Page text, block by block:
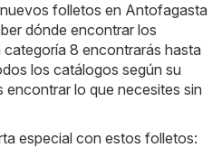
folletos en Antofagasta
dónde encontrar los
8 encontrarás hasta
los catálogos según su
encontrar lo que necesites sin
especial con estos folletos: